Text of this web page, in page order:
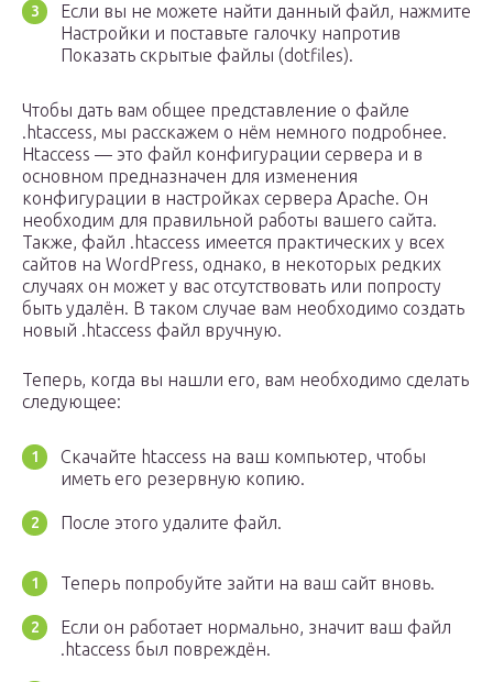
Если вы не можете найти данный файл, нажмите
Настройки и поставьте галочку напротив
Показать скрытые файлы (dotfiles).
Чтобы дать вам общее представление о файле
.htaccess, мы расскажем о нём немного подробнее.
Htaccess — это файл конфигурации сервера и в
основном предназначен для изменения
конфигурации в настройках сервера Apache. Он
необходим для правильной работы вашего сайта.
Также, файл .htaccess имеется практических у всех
сайтов на WordPress, однако, в некоторых редких
случаях он может у вас отсутствовать или попросту
быть удалён. В таком случае вам необходимо создать
новый .htaccess файл вручную.
Теперь, когда вы нашли его, вам необходимо сделать
следующее:
Скачайте htaсcess на ваш компьютер, чтобы
иметь его резервную копию.
После этого удалите файл.
Теперь попробуйте зайти на ваш сайт вновь.
Если он работает нормально, значит ваш файл
.htaccess был повреждён.